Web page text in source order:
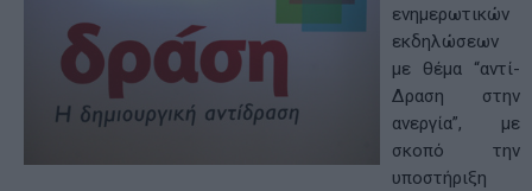
ενημερωτικών
εκδηλώσεων
με θέμα “αντί-
Δραση στην
ανεργία”, με
σκοπό την
υποστήριξη